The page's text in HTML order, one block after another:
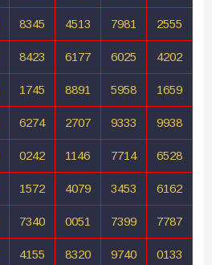
8345 4513 7981 2555
8423 6177 6025 4202
1745 8891 5958 1659
6274 2707 9333 9938
0242 1146 7714 6528
1572 4079 3453 6162
7340 0051 7399 7787
4155 8320 9740 0133